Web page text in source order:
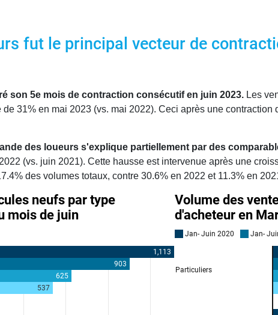
fut le principal vecteur de
son 5e mois de contraction consécutif en juin 2023. Les
31% en mai 2023 (vs. mai 2022). Ceci après une
des loueurs s'explique partiellement par des
(vs. juin 2021). Cette hausse est intervenue après une
des volumes totaux, contre 30.6% en 2022 et 11.3% en